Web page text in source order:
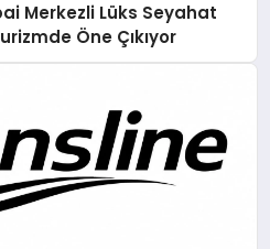
Merkezli Lüks Seyahat
Öne Çıkıyor